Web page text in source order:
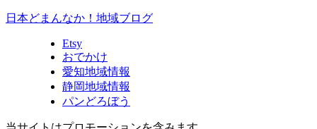
日本どまんなか！地域ブログ
Etsy
おでかけ
愛知地域情報
静岡地域情報
パンどろぼう